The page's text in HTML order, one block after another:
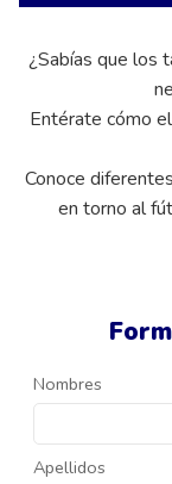
Nombres
Apellidos
¿Sabías que los
Entérate cómo
Conoce
en torno al